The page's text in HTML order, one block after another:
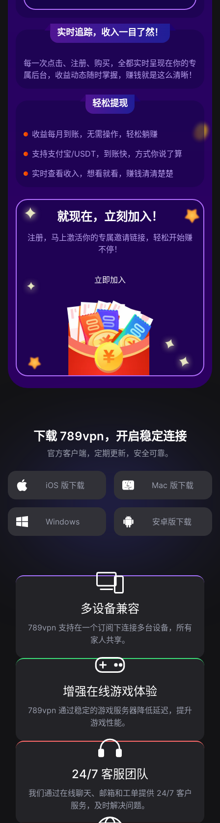
实时追踪，收入一目了然！
每一次点击、注册、购买，全都实时呈现在你的专
属后台，收益动态随时掌握，赚钱就是这么清晰！
轻松提现
收益每月到账，无需操作，轻松躺赚
支持支付宝/USDT，到账快，方式你说了算
实时查看收入，想看就看，赚钱清清楚楚
就现在，立刻加入！
注册，马上激活你的专属邀请链接，轻松开始赚
不停！
立即加入
下载 789vpn，开启稳定连接
官方客户端，定期更新，安全可靠。
iOS 版下载 Mac 版下载
Windows 安卓版下载
多设备兼容
789vpn 支持在一个订阅下连接多台设备，所有
家人共享。
增强在线游戏体验
789vpn 通过稳定的游戏服务器降低延迟，提升
游戏性能。
24/7 客服团队
我们通过在线聊天、邮箱和工单提供 24/7 客户
服务，及时解决问题。